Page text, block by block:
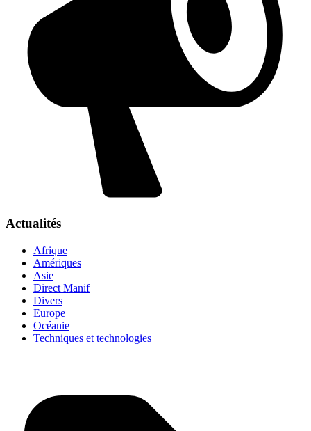
Actualités
Afrique
Amériques
Asie
Direct Manif
Divers
Europe
Océanie
Techniques et technologies